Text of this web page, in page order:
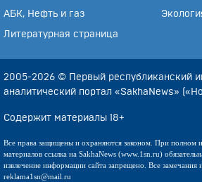
АБК, Нефть и газ
Литературная страница
2005-2026 © Первый республиканский
аналитический портал «SakhaNews»
Содержит материалы 18+
Все права защищены и охраняются законом. При полном
материалов ссылка на SakhaNews (www.1sn.ru)
извлечение информации сайта запрещено. Все замечания
reklama1sn@mail.ru